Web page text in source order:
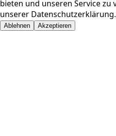
bieten und unseren Service zu
unserer Datenschutzerklärung.
Ablehnen Akzeptieren